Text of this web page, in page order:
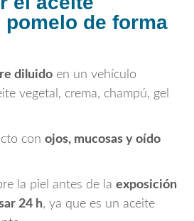
pomelo de forma
diluido en un vehículo
vegetal, crema, champú, gel
con ojos, mucosas y oído
la piel antes de la exposición
24 h, ya que es un aceite